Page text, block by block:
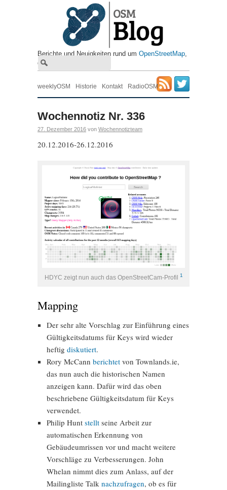
Berichte und Neuigkeiten rund um OpenStreetMap
die freie Wiki-Weltkarte
weeklyOSM Historie Kontakt RadioOSM
Wochennotiz Nr. 336
27. Dezember 2016 von Wochennotizteam
20.12.2016-26.12.2016
HDYC zeigt nun auch das OpenStreetCam-Profil 1
Mapping
Der sehr alte Vorschlag zur Einführung eines
Gültigkeitsdatums für Keys wird wieder
heftig diskutiert.
Rory McCann berichtet von Townlands.ie,
das nun auch die historischen Namen
anzeigen kann. Dafür wird das oben
beschriebene Gültigkeitsdatum für Keys
verwendet.
Philip Hunt stellt seine Arbeit zur
automatischen Erkennung von
Gebäudeumrissen vor und macht weitere
Vorschläge zu Verbesserungen. John
Whelan nimmt dies zum Anlass, auf der
Mailingliste Talk nachzufragen, ob es für